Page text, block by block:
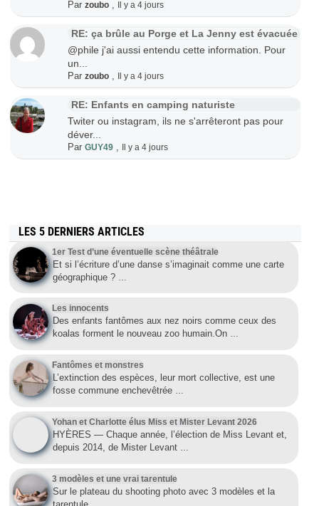
Parzoubo Il y a 4 jours
RE: ça brûle au Porge et La Jenny est évacuée
@phile j'ai aussi entendu cette information. Pour
un...
Parzoubo Il y a 4 jours
RE: Enfants en camping naturiste
Twiter ou instagram, ils ne s'arrêteront pas pour
déver...
ParGUY49 Il y a 4 jours
LES 5 DERNIERS ARTICLES
1er Test d’une éventuelle scène théâtrale
Et si l’écriture d’une danse s’imaginait comme une carte
géographique ?
Les innocents
Des enfants fantômes aux nez noirs comme ceux des
koalas forment le nouveau zoo humain.On …
Fantômes et monstres
L’extinction des espèces, leur mort collective, est une
fosse commune enchevêtrée …
Yohan et Charlotte élus Miss et Mister Levant 2026
HYÈRES — Chaque année, l’élection de Miss Levant et,
depuis 2014, de Mister Levant …
3 modèles et une vrai tarentule
Sur le plateau du shooting photo avec 3 modèles et la